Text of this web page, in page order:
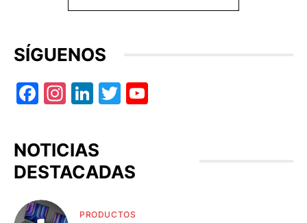
SÍGUENOS
Facebook
Instagram
LinkedIn
Twitter
NOTICIAS
DESTACADAS
PRODUCTOS